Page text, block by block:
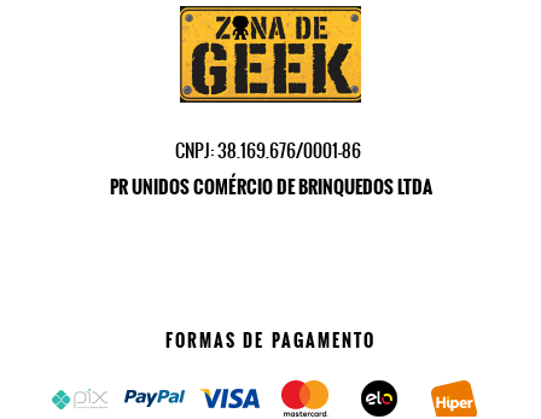
CNPJ: 38.169.676/0001-86
PR UNIDOS COMÉRCIO DE BRINQUEDOS LTDA
FORMAS DE PAGAMENTO